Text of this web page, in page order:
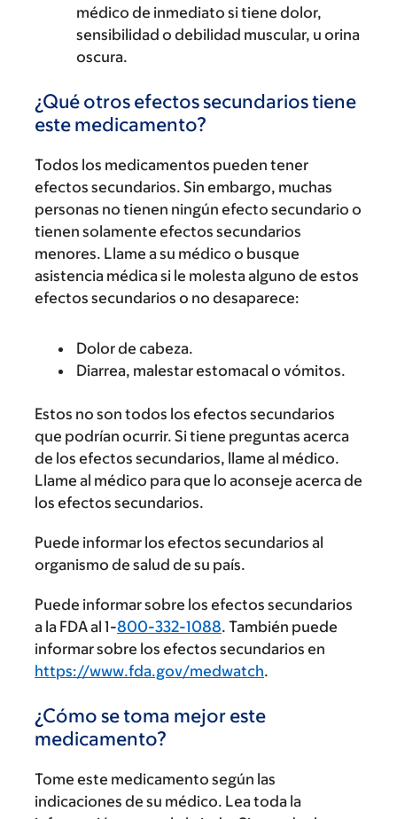
médico de inmediato si tiene dolor,
sensibilidad o debilidad muscular, u orina
oscura.
¿Qué otros efectos secundarios tiene
este medicamento?
Todos los medicamentos pueden tener
efectos secundarios. Sin embargo, muchas
personas no tienen ningún efecto secundario o
tienen solamente efectos secundarios
menores. Llame a su médico o busque
asistencia médica si le molesta alguno de estos
efectos secundarios o no desaparece:
Dolor de cabeza.
Diarrea, malestar estomacal o vómitos.
Estos no son todos los efectos secundarios
que podrían ocurrir. Si tiene preguntas acerca
de los efectos secundarios, llame al médico.
Llame al médico para que lo aconseje acerca de
los efectos secundarios.
Puede informar los efectos secundarios al
organismo de salud de su país.
Puede informar sobre los efectos secundarios
a la FDA al 1-800-332-1088. También puede
informar sobre los efectos secundarios en
https://www.fda.gov/medwatch.
¿Cómo se toma mejor este
medicamento?
Tome este medicamento según las
indicaciones de su médico. Lea toda la